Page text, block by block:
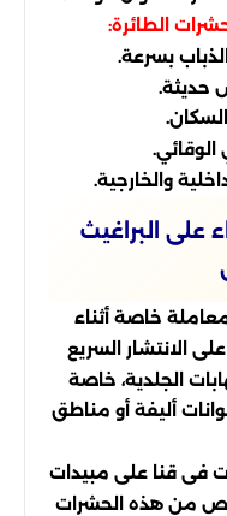
الطائرة:
بسرعة.
حديثة.
الوقائي.
والخارجية.
على البراغيث
خاصة أثناء
الانتشار السريع
الجلدية، خاصة
أليفة أو مناطق
فى قنا على مبيدات
من هذه الحشرات